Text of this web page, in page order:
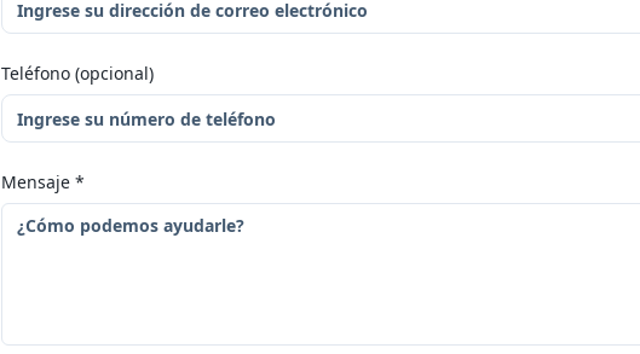
Teléfono (opcional)
Mensaje *